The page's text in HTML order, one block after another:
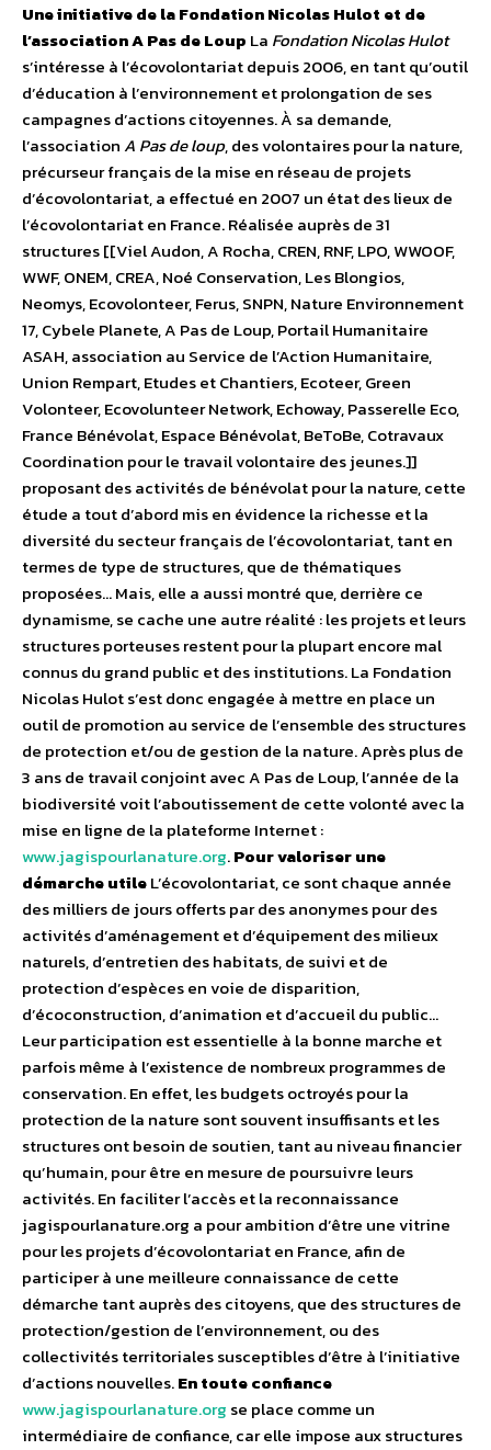
Une initiative de la Fondation Nicolas Hulot et de
l’association A Pas de Loup La Fondation Nicolas Hulot
s’intéresse à l’écovolontariat depuis 2006, en tant qu’outil
d’éducation à l’environnement et prolongation de ses
campagnes d’actions citoyennes. À sa demande,
l’association A Pas de loup, des volontaires pour la nature,
précurseur français de la mise en réseau de projets
d’écovolontariat, a effectué en 2007 un état des lieux de
l’écovolontariat en France. Réalisée auprès de 31
structures [[Viel Audon, A Rocha, CREN, RNF, LPO, WWOOF,
WWF, ONEM, CREA, Noé Conservation, Les Blongios,
Neomys, Ecovolonteer, Ferus, SNPN, Nature Environnement
17, Cybele Planete, A Pas de Loup, Portail Humanitaire
ASAH, association au Service de l’Action Humanitaire,
Union Rempart, Etudes et Chantiers, Ecoteer, Green
Volonteer, Ecovolunteer Network, Echoway, Passerelle Eco,
France Bénévolat, Espace Bénévolat, BeToBe, Cotravaux
Coordination pour le travail volontaire des jeunes.]]
proposant des activités de bénévolat pour la nature, cette
étude a tout d’abord mis en évidence la richesse et la
diversité du secteur français de l’écovolontariat, tant en
termes de type de structures, que de thématiques
proposées… Mais, elle a aussi montré que, derrière ce
dynamisme, se cache une autre réalité : les projets et leurs
structures porteuses restent pour la plupart encore mal
connus du grand public et des institutions. La Fondation
Nicolas Hulot s’est donc engagée à mettre en place un
outil de promotion au service de l’ensemble des structures
de protection et/ou de gestion de la nature. Après plus de
3 ans de travail conjoint avec A Pas de Loup, l’année de la
biodiversité voit l’aboutissement de cette volonté avec la
mise en ligne de la plateforme Internet :
www.jagispourlanature.org.Pour valoriser une
démarche utileL’écovolontariat, ce sont chaque année
des milliers de jours offerts par des anonymes pour des
activités d’aménagement et d’équipement des milieux
naturels, d’entretien des habitats, de suivi et de
protection d’espèces en voie de disparition,
d’écoconstruction, d’animation et d’accueil du public…
Leur participation est essentielle à la bonne marche et
parfois même à l’existence de nombreux programmes de
conservation. En effet, les budgets octroyés pour la
protection de la nature sont souvent insuffisants et les
structures ont besoin de soutien, tant au niveau financier
qu’humain, pour être en mesure de poursuivre leurs
activités. En faciliter l’accès et la reconnaissance
jagispourlanature.org a pour ambition d’être une vitrine
pour les projets d’écovolontariat en France, afin de
participer à une meilleure connaissance de cette
démarche tant auprès des citoyens, que des structures de
protection/gestion de l’environnement, ou des
collectivités territoriales susceptibles d’être à l’initiative
d’actions nouvelles.En toute confiance
www.jagispourlanature.org se place comme un
intermédiaire de confiance, car elle impose aux structures